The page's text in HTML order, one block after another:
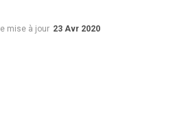
mise à jour 23 Avr 2020